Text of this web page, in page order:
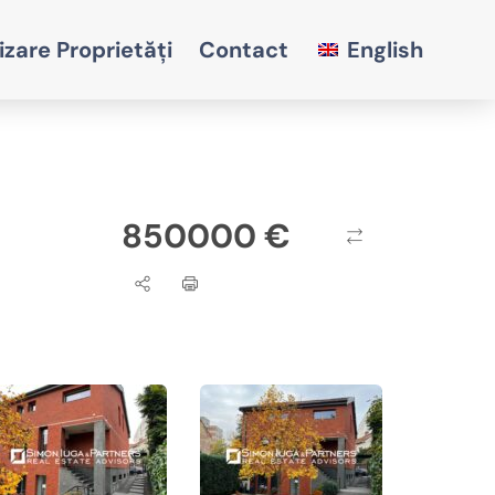
Proprietăți Contact English
850000 €